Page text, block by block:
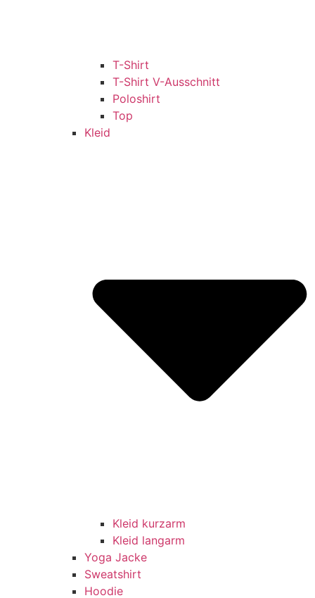
T-Shirt
T-Shirt V-Ausschnitt
Poloshirt
Top
Kleid
Kleid kurzarm
Kleid langarm
Yoga Jacke
Sweatshirt
Hoodie